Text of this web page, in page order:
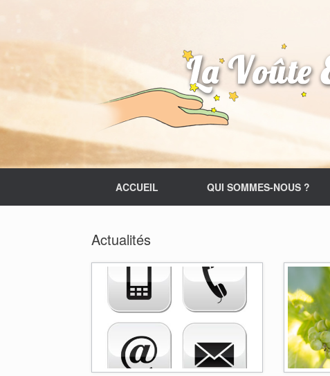
ACCUEIL QUI SOMMES-NOUS ?
Actualités